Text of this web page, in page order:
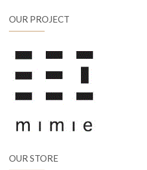
OUR PROJECT
OUR STORE